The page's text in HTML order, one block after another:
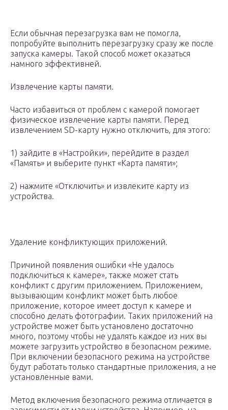
Если обычная перезагрузка вам не помогла,
попробуйте выполнить перезагрузку сразу же после
запуска камеры. Такой способ может оказаться
намного эффективней.
Извлечение карты памяти.
Часто избавиться от проблем с камерой помогает
физическое извлечение карты памяти. Перед
извлечением SD-карту нужно отключить, для этого:
1) зайдите в «Настройки», перейдите в раздел
«Память» и выберите пункт «Карта памяти»;
2) нажмите «Отключить» и извлеките карту из
устройства.
Удаление конфликтующих приложений.
Причиной появления ошибки «Не удалось
подключиться к камере», также может стать
конфликт с другим приложением. Приложением,
вызывающим конфликт может быть любое
приложение, которое имеет доступ к камере и
способно делать фотографии. Таких приложений на
устройстве может быть установлено достаточно
много, поэтому чтобы не удалять каждое из них вы
можете загрузить устройство в безопасном режиме.
При включении безопасного режима на устройстве
будут работать только стандартные приложения, а не
установленные вами.
Метод включения безопасного режима отличается в